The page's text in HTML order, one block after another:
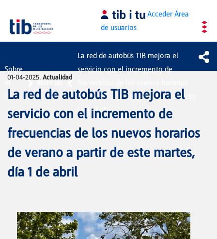
Saltar al contenido principal AccederÁrea
de usuarios
Sobre
el
CTM
Noticias
La red de autobús TIB mejora el
servicio con el incremento de
de verano a partir de este martes, día
1 de abril
01-04-2025. Actualidad
La red de autobús TIB mejora el
servicio con el incremento de
frecuencias de los nuevos horarios
de verano a partir de este martes,
día 1 de abril